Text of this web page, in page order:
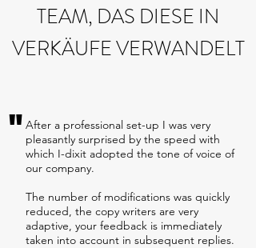
TEAM, DAS DIESE IN
VERKÄUFE VERWANDELT
After a professional set-up I was very
pleasantly surprised by the speed with
which I-dixit adopted the tone of voice of
our company.
The number of modifications was quickly
reduced, the copy writers are very
adaptive, your feedback is immediately
taken into account in subsequent replies.
"